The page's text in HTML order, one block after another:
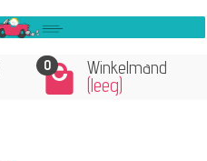
0 Winkelmand
(leeg)